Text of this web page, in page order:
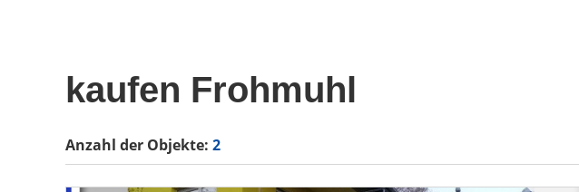
kaufen Frohmuhl
Anzahl der Objekte: 2